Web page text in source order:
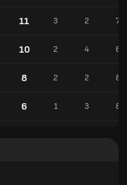
11 3 2 7
10 2 4 6
8 2 2 8
6 1 3 8